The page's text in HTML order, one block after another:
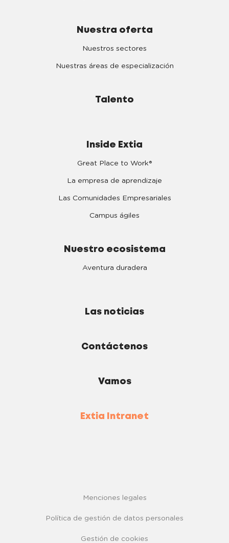
Nuestra oferta
Nuestros sectores
Nuestras áreas de especialización
Talento
Inside Extia
Great Place to Work®
La empresa de aprendizaje
Las Comunidades Empresariales
Campus ágiles
Nuestro ecosistema
Aventura duradera
Las noticias
Contáctenos
Vamos
Extia Intranet
Menciones legales
Política de gestión de datos personales
Gestión de cookies